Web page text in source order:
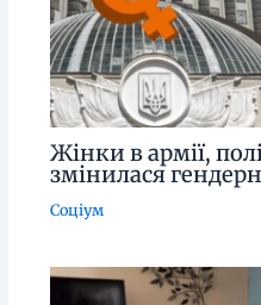
Жінки в армії,
змінилася
Соціум